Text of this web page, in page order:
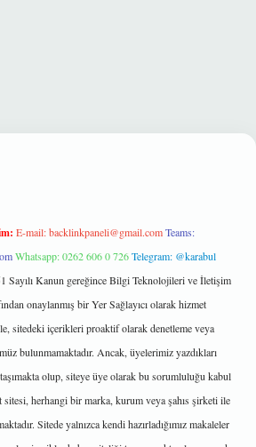
E-mail:backlinkpaneli@gmail.com Teams:
Whatsapp: 0262 606 0 726Telegram: @karabul
Sayılı Kanun gereğince Bilgi Teknolojileri ve İletişim
onaylanmış bir Yer Sağlayıcı olarak hizmet
sitedeki içerikleri proaktif olarak denetleme veya
bulunmamaktadır. Ancak, üyelerimiz yazdıkları
olup, siteye üye olarak bu sorumluluğu kabul
sitesi, herhangi bir marka, kurum veya şahıs şirketi ile
Sitede yalnızca kendi hazırladığımız makaleler